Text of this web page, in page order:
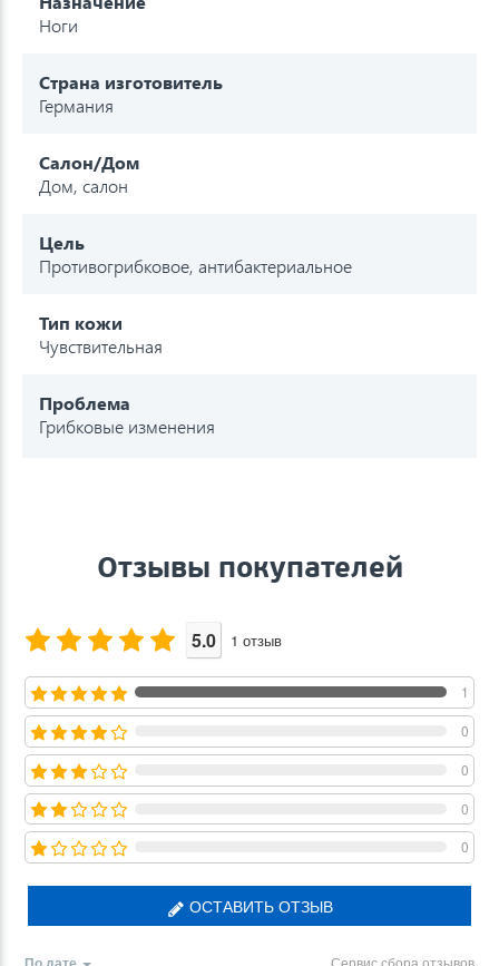
Ноги
Страна изготовитель
Германия
Салон/Дом
Дом, салон
Цель
Противогрибковое, антибактериальное
Тип кожи
Чувствительная
Проблема
Грибковые изменения
Отзывы покупателей
5.0 1 отзыв
1
0
0
0
0
ОСТАВИТЬ ОТЗЫВ